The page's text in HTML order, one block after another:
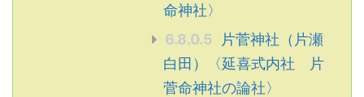
命神社〉
6.8.0.5
片菅神社（片瀬
白田）〈延喜式内社 片
菅命神社の論社〉